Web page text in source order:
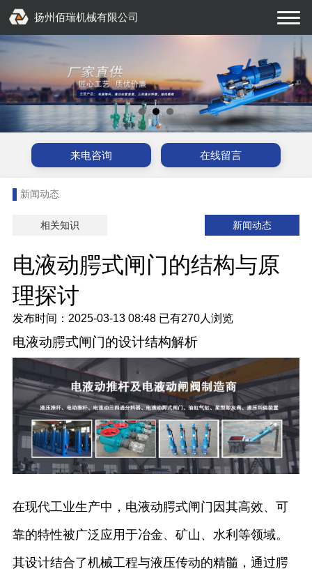
扬州佰瑞机械有限公司
来电咨询 在线留言
新闻动态
相关知识 新闻动态
电液动腭式闸门的结构与原
理探讨
发布时间：2025-03-13 08:48 已有270人浏览
电液动腭式闸门的设计结构解析
在现代工业生产中，电液动腭式闸门因其高效、可
靠的特性被广泛应用于冶金、矿山、水利等领域。
其设计结合了机械工程与液压传动的精髓，通过腭